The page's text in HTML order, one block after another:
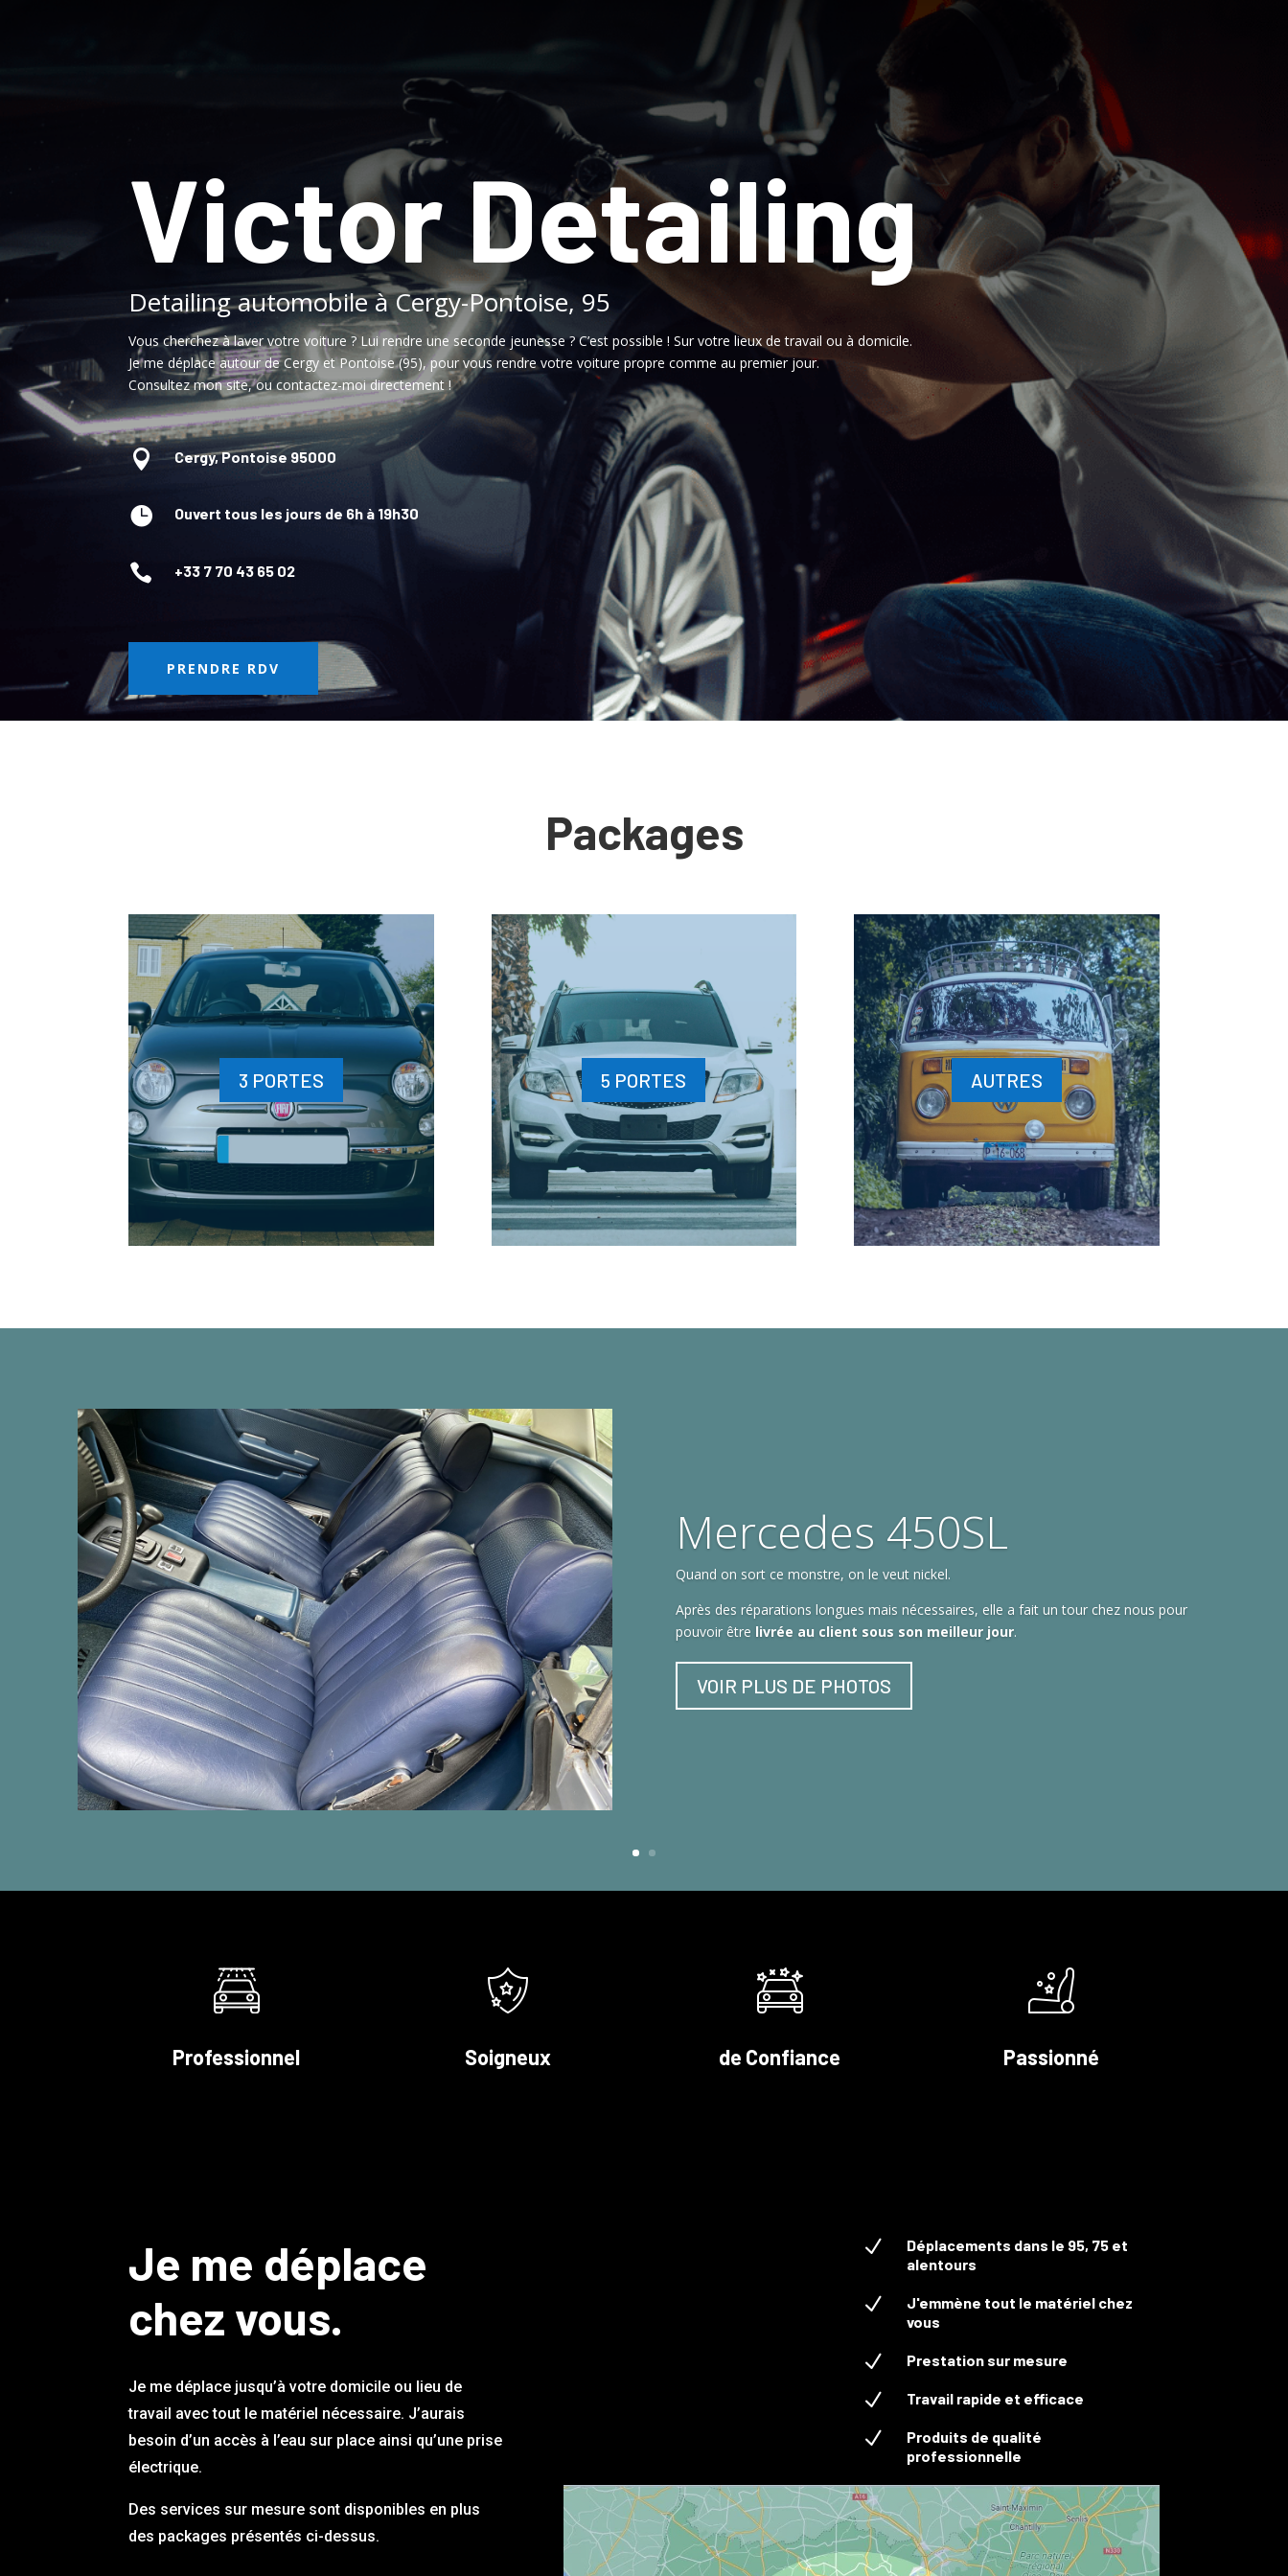
Victor Detailing
Detailing automobile à Cergy-Pontoise, 95
Vous cherchez à laver votre voiture ? Lui rendre une seconde jeunesse ? C’est possible ! Sur votre lieux de travail ou à domicile.
Je me déplace autour de Cergy et Pontoise (95), pour vous rendre votre voiture propre comme au premier jour.
Consultez mon site, ou contactez-moi directement !
 Cergy, Pontoise 95000
 Ouvert tous les jours de 6h à 19h30
 +33 7 70 43 65 02
PRENDRE RDV
Packages
3 PORTES 5 PORTES AUTRES
Mercedes 450SL
Quand on sort ce monstre, on le veut nickel.
Après des réparations longues mais nécessaires, elle a fait un tour chez nous pour
pouvoir être livrée au client sous son meilleur jour.
VOIR PLUS DE PHOTOS
Professionnel Soigneux de Confiance Passionné
Je me déplace
chez vous.
Je me déplace jusqu’à votre domicile ou lieu de
travail avec tout le matériel nécessaire. J’aurais
besoin d’un accès à l’eau sur place ainsi qu’une prise
électrique.
Des services sur mesure sont disponibles en plus
des packages présentés ci-dessus.
N
Déplacements dans le 95, 75 et
alentours
N
J'emmène tout le matériel chez
vous
N Prestation sur mesure
N Travail rapide et efficace
N
Produits de qualité
professionnelle